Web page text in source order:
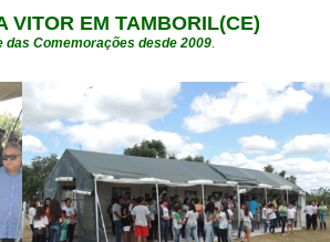
VITOR EM TAMBORIL(CE)
das Comemorações desde 2009.